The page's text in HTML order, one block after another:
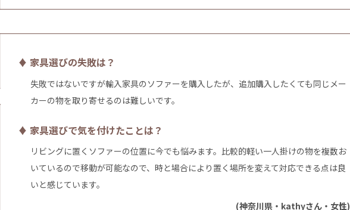
♦ 家具選びの失敗は？
失敗ではないですが輸入家具のソファーを購入したが、追加購入したくても同じメー
カーの物を取り寄せるのは難しいです。
♦ 家具選びで気を付けたことは？
リビングに置くソファーの位置に今でも悩みます。比較的軽い一人掛けの物を複数お
いているので移動が可能なので、時と場合により置く場所を変えて対応できる点は良
いと感じています。
(神奈川県・kathyさん・女性)